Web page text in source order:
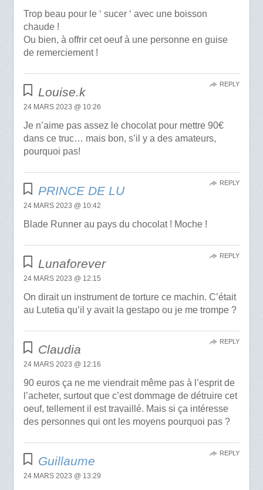
Trop beau pour le ‘ sucer ‘ avec une boisson
chaude !
Ou bien, à offrir cet oeuf à une personne en guise
de remerciement !
Louise.k
24 MARS 2023 @ 10:26
Je n’aime pas assez le chocolat pour mettre 90€
dans ce truc… mais bon, s’il y a des amateurs,
pourquoi pas!
REPLY
PRINCE DE LU
24 MARS 2023 @ 10:42
Blade Runner au pays du chocolat ! Moche !
REPLY
Lunaforever
24 MARS 2023 @ 12:15
On dirait un instrument de torture ce machin. C’était
au Lutetia qu’il y avait la gestapo ou je me trompe ?
REPLY
Claudia
24 MARS 2023 @ 12:16
90 euros ça ne me viendrait même pas à l’esprit de
l’acheter, surtout que c’est dommage de détruire cet
oeuf, tellement il est travaillé. Mais si ça intéresse
des personnes qui ont les moyens pourquoi pas ?
REPLY
Guillaume
24 MARS 2023 @ 13:29
REPLY